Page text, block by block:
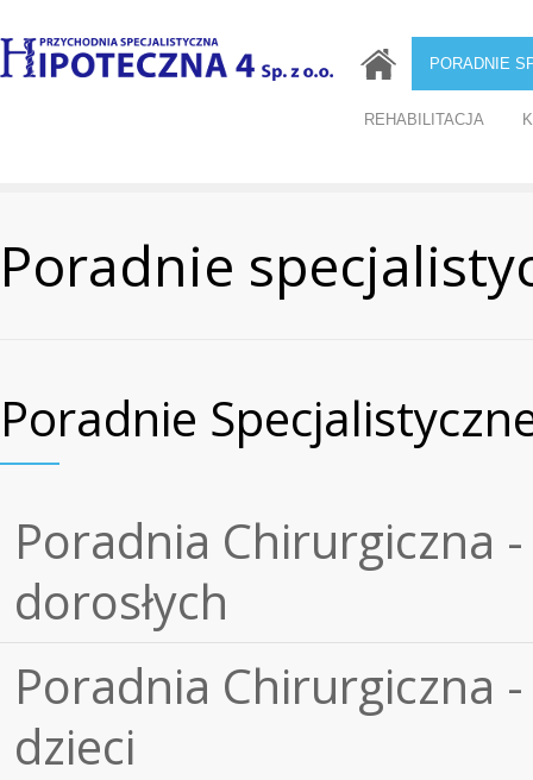
PORADNIE
REHABILITACJA
Poradnie
Poradnie
Poradnia Chirurgiczna
dorosłych
Poradnia Chirurgiczna
dzieci